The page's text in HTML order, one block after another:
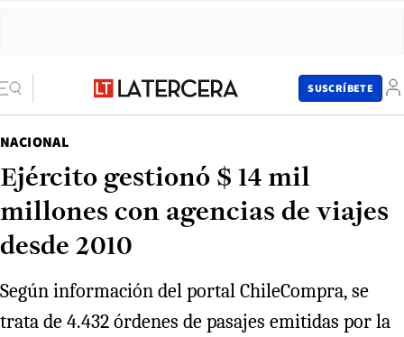
SUSCRÍBETE
NACIONAL
Ejército gestionó $ 14 mil
millones con agencias de viajes
desde 2010
Según información del portal ChileCompra, se
trata de 4.432 órdenes de pasajes emitidas por la